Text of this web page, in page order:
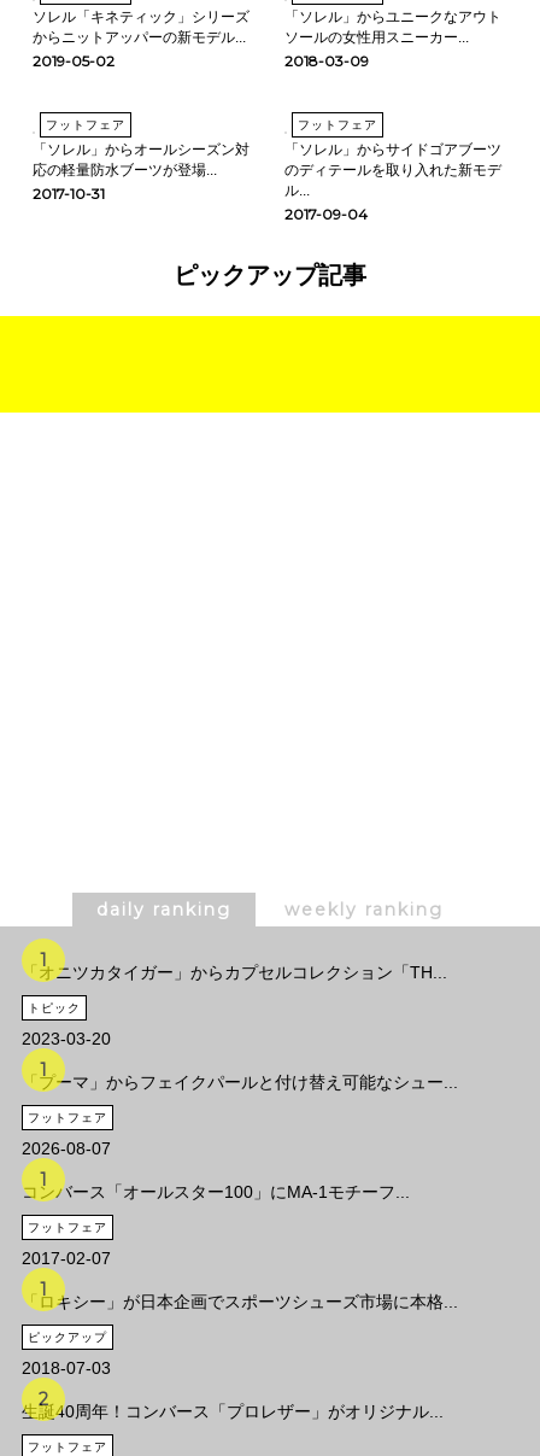
ソレル「キネティック」シリーズ
からニットアッパーの新モデル...
2019-05-02
「ソレル」からユニークなアウト
ソールの女性用スニーカー...
2018-03-09
フットフェア
「ソレル」からオールシーズン対
応の軽量防水ブーツが登場...
2017-10-31
フットフェア
「ソレル」からサイドゴアブーツ
のディテールを取り入れた新モデ
ル...
2017-09-04
ピックアップ記事
daily ranking weekly ranking
「オニツカタイガー」からカプセルコレクション「TH...
トピック
2023-03-20
「プーマ」からフェイクパールと付け替え可能なシュー...
フットフェア
2026-08-07
コンバース「オールスター100」にMA-1モチーフ...
フットフェア
2017-02-07
「ロキシー」が日本企画でスポーツシューズ市場に本格...
ピックアップ
2018-07-03
生誕40周年！コンバース「プロレザー」がオリジナル...
フットフェア